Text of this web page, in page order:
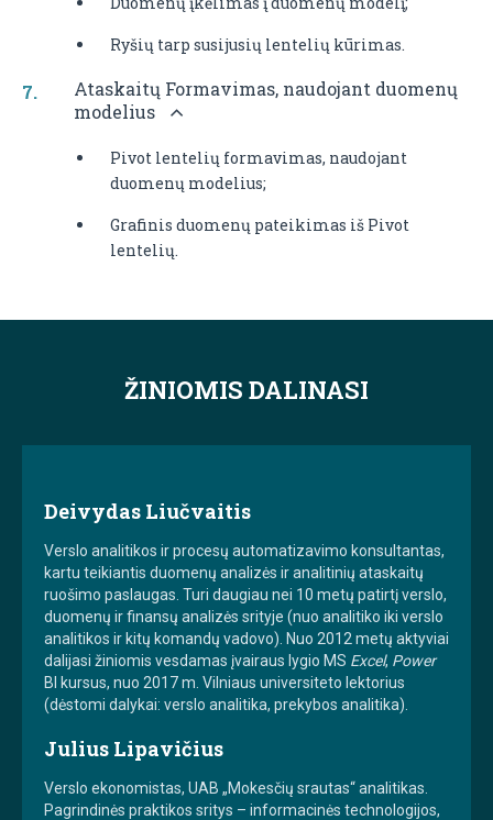
Ryšių tarp susijusių lentelių kūrimas.
Ataskaitų Formavimas, naudojant duomenų
modelius
Pivot lentelių formavimas, naudojant
duomenų modelius;
Grafinis duomenų pateikimas iš Pivot
lentelių.
ŽINIOMIS DALINASI
Deivydas Liučvaitis
Verslo analitikos ir procesų automatizavimo konsultantas,
kartu teikiantis duomenų analizės ir analitinių ataskaitų
ruošimo paslaugas. Turi daugiau nei 10 metų patirtį verslo,
duomenų ir finansų analizės srityje (nuo analitiko iki verslo
analitikos ir kitų komandų vadovo). Nuo 2012 metų aktyviai
dalijasi žiniomis vesdamas įvairaus lygio MS Excel, Power
BI kursus, nuo 2017 m. Vilniaus universiteto lektorius
(dėstomi dalykai: verslo analitika, prekybos analitika).
Julius Lipavičius
Verslo ekonomistas, UAB „Mokesčių srautas“ analitikas.
Pagrindinės praktikos sritys – informacinės technologijos,